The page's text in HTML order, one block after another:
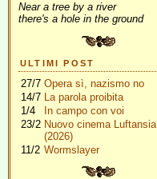
Near a tree by a river
there's a hole in the ground
ULTIMI POST
27/7 Opera sì, nazismo no
14/7 La parola proibita
1/4
In campo con voi
23/2 Nuovo cinema Luftansia
(2026)
11/2 Wormslayer